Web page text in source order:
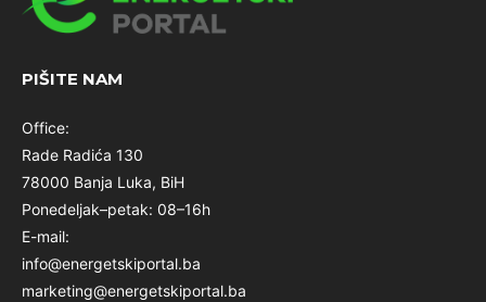
PIŠITE NAM
Office:
Rade Radića 130
78000 Banja Luka, BiH
Ponedeljak–petak: 08–16h
E-mail:
info@energetskiportal.ba
marketing@energetskiportal.ba